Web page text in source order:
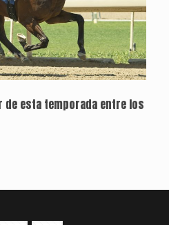
de esta temporada entre los